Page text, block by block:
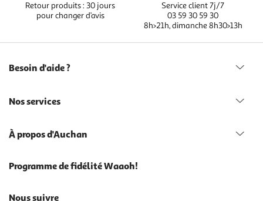
Retour produits : 30 jours
pour changer d’avis
Service client 7j/7
03 59 30 59 30
8h>21h, dimanche 8h30>13h
Besoin d'aide ?
Nos services
À propos d'Auchan
Programme de fidélité Waaoh!
Nous suivre